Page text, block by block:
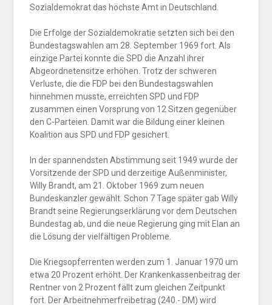
Sozialdemokrat das höchste Amt in Deutschland.
Die Erfolge der Sozialdemokratie setzten sich bei den
Bundestagswahlen am 28. September 1969 fort. Als
einzige Partei konnte die SPD die Anzahl ihrer
Abgeordnetensitze erhöhen. Trotz der schweren
Verluste, die die FDP bei den Bundestagswahlen
hinnehmen musste, erreichten SPD und FDP
zusammen einen Vorsprung von 12 Sitzen gegenüber
den C-Parteien. Damit war die Bildung einer kleinen
Koalition aus SPD und FDP gesichert.
In der spannendsten Abstimmung seit 1949 wurde der
Vorsitzende der SPD und derzeitige Außenminister,
Willy Brandt, am 21. Oktober 1969 zum neuen
Bundeskanzler gewählt. Schon 7 Tage später gab Willy
Brandt seine Regierungserklärung vor dem Deutschen
Bundestag ab, und die neue Regierung ging mit Elan an
die Lösung der vielfältigen Probleme.
Die Kriegsopferrenten werden zum 1. Januar 1970 um
etwa 20 Prozent erhöht. Der Krankenkassenbeitrag der
Rentner von 2 Prozent fällt zum gleichen Zeitpunkt
fort. Der Arbeitnehmerfreibetrag (240.- DM) wird